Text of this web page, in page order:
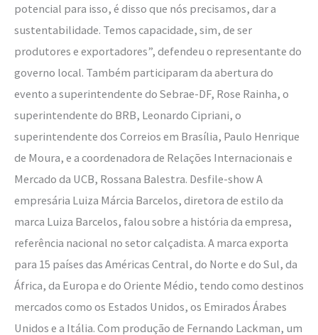
potencial para isso, é disso que nós precisamos, dar a
sustentabilidade. Temos capacidade, sim, de ser
produtores e exportadores”, defendeu o representante do
governo local. Também participaram da abertura do
evento a superintendente do Sebrae-DF, Rose Rainha, o
superintendente do BRB, Leonardo Cipriani, o
superintendente dos Correios em Brasília, Paulo Henrique
de Moura, e a coordenadora de Relações Internacionais e
Mercado da UCB, Rossana Balestra. Desfile-show A
empresária Luiza Márcia Barcelos, diretora de estilo da
marca Luiza Barcelos, falou sobre a história da empresa,
referência nacional no setor calçadista. A marca exporta
para 15 países das Américas Central, do Norte e do Sul, da
África, da Europa e do Oriente Médio, tendo como destinos
mercados como os Estados Unidos, os Emirados Árabes
Unidos e a Itália. Com produção de Fernando Lackman, um